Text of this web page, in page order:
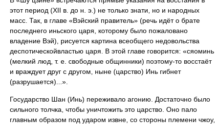
этот период (XII в. до н. э.) не только знати, но и народных
масс. Так, в главе «Вэйский правитель» (речь идёт о брате
последнего иньского царя, которому было пожаловано
владение Вэй), рисуется картина всеобщего недовольства
деспотическойвластью царя. В этой главе говорится: «сяоминь
(мелкий люд, т. е. свободные общинники) поэтому-то восстаёт
и враждует друг с другом, ныне (царство) Инь гибнет
(разрушается)...».
Государство Шан (Инь) переживало агонию. Достаточно было
сильного толчка, чтобы уничтожить это царство. Оно пало
главным образом под ударом извне, со стороны племени чжоу,